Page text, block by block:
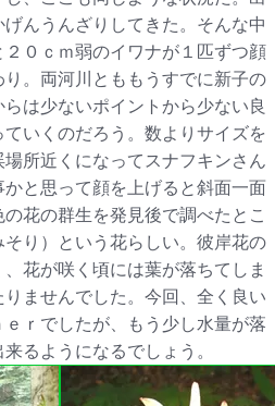
んうんざりしてきた。そんな中
０ｃｍ弱のイワナが１匹ずつ顔
。両河川とももうすでに新子の
は少ないポイントから少ない良
いくのだろう。数よりサイズを
所近くになってスナフキンさん
と思って顔を上げると斜面一面
花の群生を発見後で調べたとこ
り）という花らしい。彼岸花の
花が咲く頃には葉が落ちてしま
ませんでした。今回、全く良い
ｒでしたが、もう少し水量が落
るようになるでしょう。